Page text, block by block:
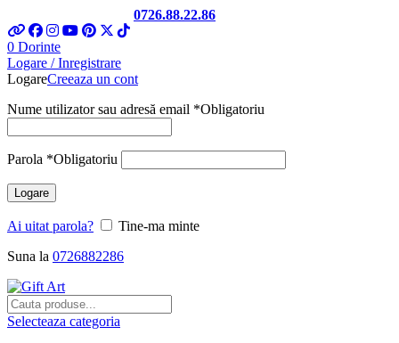
0726.88.22.86
0 Dorinte
Logare / Inregistrare
LogareCreeaza un cont
Nume utilizator sau adresă email *Obligatoriu
Parola *Obligatoriu
Logare
Ai uitat parola?
Tine-ma minte
Suna la 0726882286
Selecteaza categoria